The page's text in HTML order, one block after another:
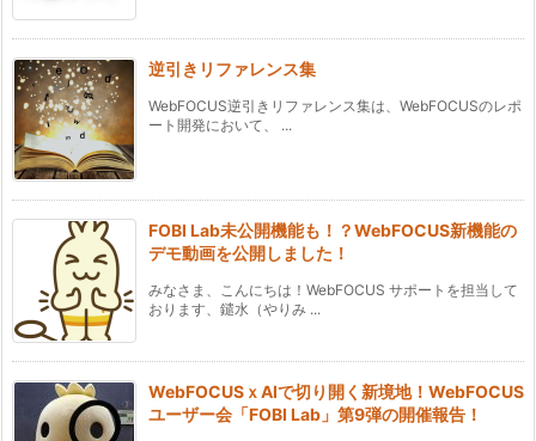
逆引きリファレンス集
WebFOCUS逆引きリファレンス集は、WebFOCUSのレポ
ート開発において、 ...
FOBI Lab未公開機能も！？WebFOCUS新機能の
デモ動画を公開しました！
みなさま、こんにちは！WebFOCUS サポートを担当して
おります、鑓水（やりみ ...
WebFOCUSｘAIで切り開く新境地！WebFOCUS
ユーザー会「FOBI Lab」第9弾の開催報告！